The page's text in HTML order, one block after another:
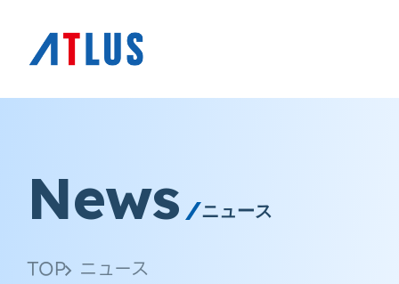
News ニュース
TOP ニュース